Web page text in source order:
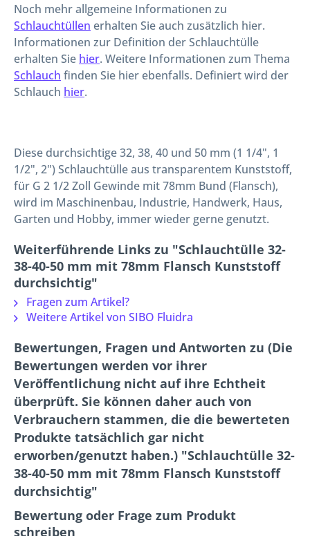
Noch mehr allgemeine Informationen zu
Schlauchtüllen erhalten Sie auch zusätzlich hier.
Informationen zur Definition der Schlauchtülle
erhalten Sie hier. Weitere Informationen zum Thema
Schlauch finden Sie hier ebenfalls. Definiert wird der
Schlauch hier.
Diese durchsichtige 32, 38, 40 und 50 mm (1 1/4", 1
1/2", 2") Schlauchtülle aus transparentem Kunststoff,
für G 2 1/2 Zoll Gewinde mit 78mm Bund (Flansch),
wird im Maschinenbau, Industrie, Handwerk, Haus,
Garten und Hobby, immer wieder gerne genutzt.
Weiterführende Links zu "Schlauchtülle 32-
38-40-50 mm mit 78mm Flansch Kunststoff
durchsichtig"
Fragen zum Artikel?
Weitere Artikel von SIBO Fluidra
Bewertungen, Fragen und Antworten zu (Die
Bewertungen werden vor ihrer
Veröffentlichung nicht auf ihre Echtheit
überprüft. Sie können daher auch von
Verbrauchern stammen, die die bewerteten
Produkte tatsächlich gar nicht
erworben/genutzt haben.) "Schlauchtülle 32-
38-40-50 mm mit 78mm Flansch Kunststoff
durchsichtig"
Bewertung oder Frage zum Produkt
schreiben